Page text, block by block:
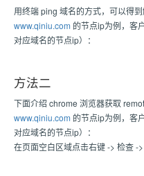
用终端 ping 域名的方式，可以得
www.qiniu.com 的节点ip为例，客
对应域名的节点ip）：
方法二
下面介绍 chrome 浏览器获取
www.qiniu.com 的节点ip为例，客
对应域名的节点ip）：
在页面空白区域点击右键 -> 检查 -